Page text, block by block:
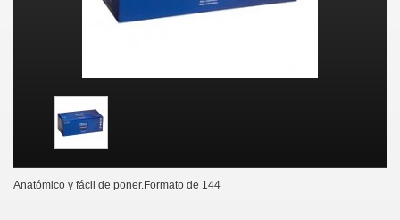
Anatómico y fácil de poner.Formato de 144